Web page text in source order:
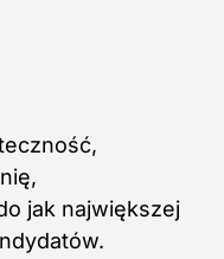
jak największej